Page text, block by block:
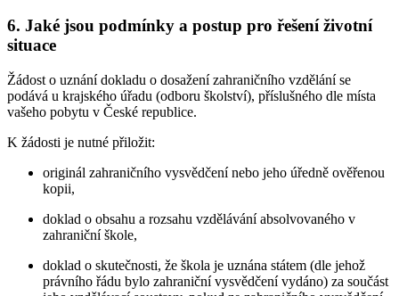
6. Jaké jsou podmínky a postup pro řešení životní
situace
Žádost o uznání dokladu o dosažení zahraničního vzdělání se
podává u krajského úřadu (odboru školství), příslušného dle místa
vašeho pobytu v České republice.
K žádosti je nutné přiložit:
originál zahraničního vysvědčení nebo jeho úředně ověřenou
kopii,
doklad o obsahu a rozsahu vzdělávání absolvovaného v
zahraniční škole,
doklad o skutečnosti, že škola je uznána státem (dle jehož
právního řádu bylo zahraniční vysvědčení vydáno) za součást